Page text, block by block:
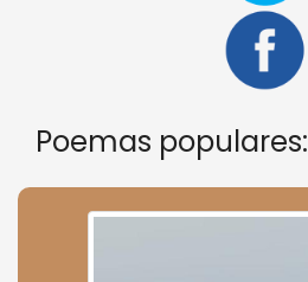
Poemas populares: